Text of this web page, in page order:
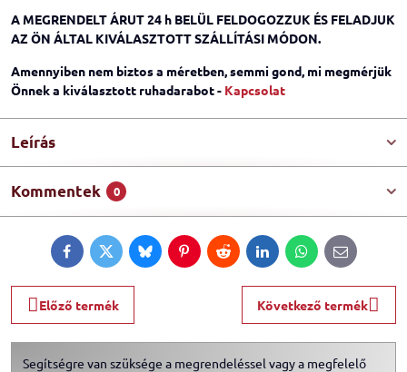
A MEGRENDELT ÁRUT 24 h BELÜL FELDOGOZZUK ÉS FELADJUK
AZ ÖN ÁLTAL KIVÁLASZTOTT SZÁLLÍTÁSI MÓDON.
Amennyiben nem biztos a méretben, semmi gond, mi megmérjük
Önnek a kiválasztott ruhadarabot - Kapcsolat
Leírás
Kommentek 0
FacebookTwitterBlueskyPinterestRedditLinkedInWhatsApp
E-
mail
Előző termék Következő termék
Segítségre van szüksége a megrendeléssel vagy a megfelelő